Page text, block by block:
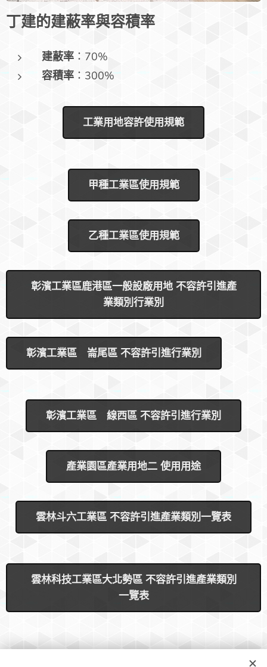
丁建的建蔽率與容積率
建蔽率 ：70%
容積率 ：300%
工業用地容許使用規範
甲種工業區使用規範
乙種工業區使用規範
彰濱工業區鹿港區一般設廠用地 不容許引進產
業類別行業別
彰濱工業區 崙尾區 不容許引進行業別
彰濱工業區 線西區 不容許引進行業別
產業園區產業用地二 使用用途
雲林斗六工業區 不容許引進產業類別一覽表
雲林科技工業區大北勢區 不容許引進產業類別
一覽表